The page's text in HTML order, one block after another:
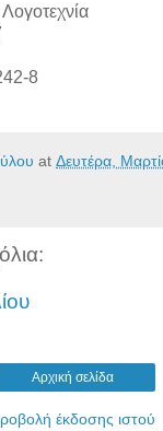
8
at Δευτέρα,
Αρχική σελίδα
έκδοσης ιστού